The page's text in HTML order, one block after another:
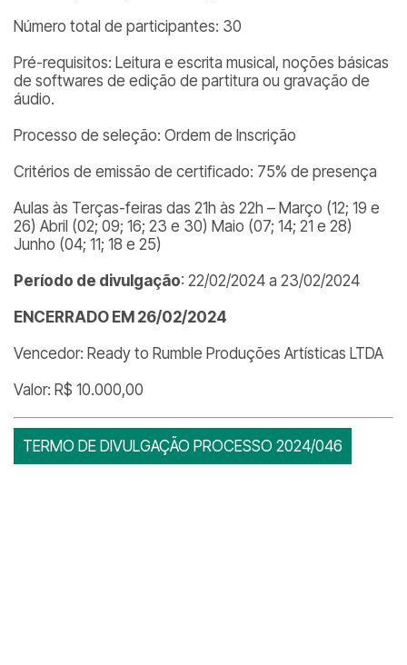
Número total de participantes: 30
Pré-requisitos: Leitura e escrita musical, noções básicas
de softwares de edição de partitura ou gravação de
áudio.
Processo de seleção: Ordem de Inscrição
Critérios de emissão de certificado: 75% de presença
Aulas às Terças-feiras das 21h às 22h – Março (12; 19 e
26) Abril (02; 09; 16; 23 e 30) Maio (07; 14; 21 e 28)
Junho (04; 11; 18 e 25)
Período de divulgação: 22/02/2024 a 23/02/2024
ENCERRADO EM 26/02/2024
Vencedor: Ready to Rumble Produções Artísticas LTDA
Valor: R$ 10.000,00
TERMO DE DIVULGAÇÃO PROCESSO 2024/046